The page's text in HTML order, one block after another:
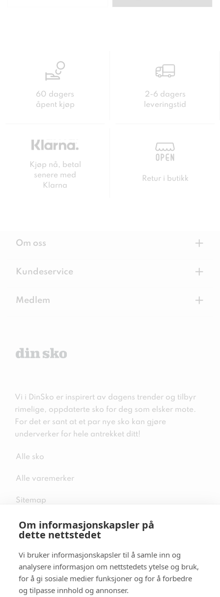
Om informasjonskapsler på
dette nettstedet
Vi bruker informasjonskapsler til å samle inn og
analysere informasjon om nettstedets ytelse og bruk,
for å gi sosiale medier funksjoner og for å forbedre
og tilpasse innhold og annonser.
60 dagers
åpent kjøp
2-6 dagers
leveringstid
Kjøp nå, betal
senere med
Klarna
Retur i butikk
Om oss +
Kundeservice +
Medlem +
Vi i DinSko er inspirert av dagens trender og tilbyr
rimelige, oppdaterte sko for deg som elsker mote.
For det er sant at et par nye sko kan gjøre
underverker for hele antrekket ditt!
Alle sko
Alle varemerker
Sitemap
Følg oss i sosiale medier